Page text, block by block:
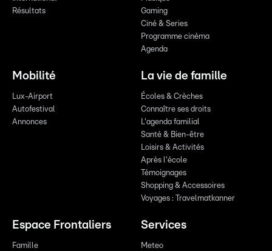
Résultats
Gaming
Ciné & Series
Programme cinéma
Agenda
Mobilité
Lux-Airport
Autofestival
Annonces
La vie de famille
Écoles & Crèches
Connaître ses droits
L'agenda familial
Santé & Bien-être
Loisirs & Activités
Après l'école
Témoignages
Shopping & Accessoires
Voyages : Travelmatkanner
Espace Frontaliers
Famille
Services
Meteo